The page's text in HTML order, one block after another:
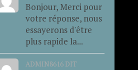
Bonjour, Merci pour
votre réponse, nous
essayerons d'être
plus rapide la...
ADMIN8616 DIT